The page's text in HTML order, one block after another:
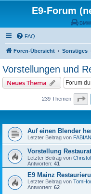
E9-Forum
FAQ
Foren-Übersicht Sonstiges
Vorstellungen und
Neues Thema
239 Themen
Auf einen Blender
Letzter Beitrag von
Vorstellung
Letzter Beitrag von
Antworten: 41
E9 Mainz
Letzter Beitrag von
Antworten: 62